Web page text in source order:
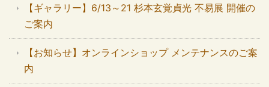
【ギャラリー】6/13～21 杉本玄覚貞光 不易展 開催の
ご案内
【お知らせ】オンラインショップ メンテナンスのご案
内